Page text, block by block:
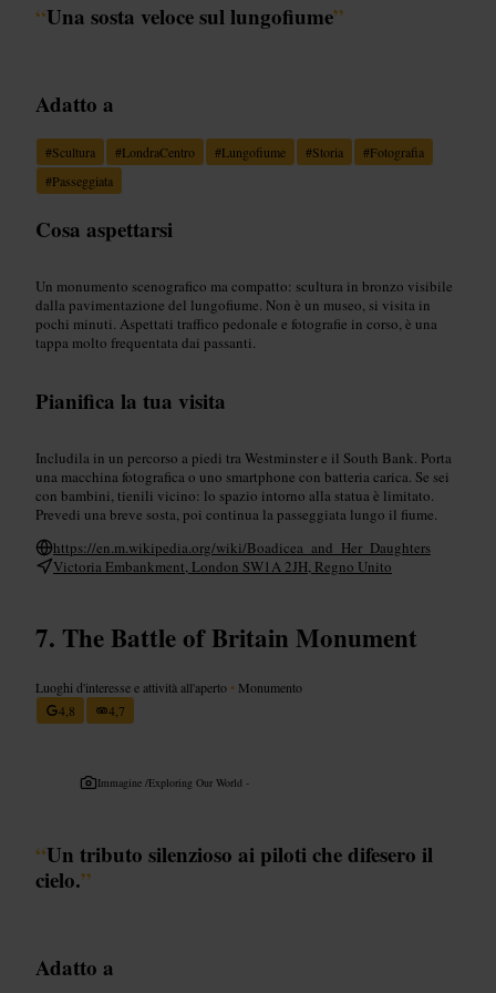
“Una sosta veloce sul lungofiume”
Adatto a
#Scultura #LondraCentro #Lungofiume #Storia #Fotografia
#Passeggiata
Cosa aspettarsi
Un monumento scenografico ma compatto: scultura in bronzo visibile
dalla pavimentazione del lungofiume. Non è un museo, si visita in
pochi minuti. Aspettati traffico pedonale e fotografie in corso, è una
tappa molto frequentata dai passanti.
Pianifica la tua visita
Includila in un percorso a piedi tra Westminster e il South Bank. Porta
una macchina fotografica o uno smartphone con batteria carica. Se sei
con bambini, tienili vicino: lo spazio intorno alla statua è limitato.
Prevedi una breve sosta, poi continua la passeggiata lungo il fiume.
https://en.m.wikipedia.org/wiki/Boadicea_and_Her_Daughters
Victoria Embankment, London SW1A 2JH, Regno Unito
The Battle of Britain Monument
Luoghi d'interesse e attività all'aperto • Monumento
4,8
4,7
Immagine /Exploring Our World -
“Un tributo silenzioso ai piloti che difesero il
cielo.”
Adatto a